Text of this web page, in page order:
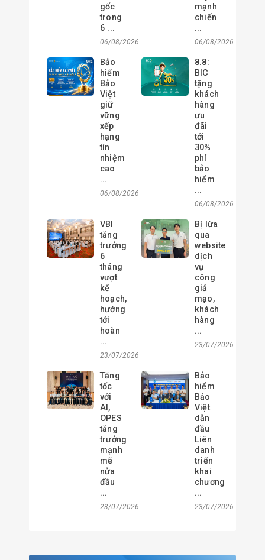
gốc
trong
6 ...
06/08/2026
mạnh
chiến
...
06/08/2026
Bảo
hiểm
Bảo
Việt
giữ
vững
xếp
hạng
tín
nhiệm
cao
...
06/08/2026
8.8:
BIC
tặng
khách
hàng
ưu
đãi
tới
30%
phí
bảo
hiểm
...
06/08/2026
VBI
tăng
trưởng
6
tháng
vượt
kế
hoạch,
hướng
tới
hoàn
...
23/07/2026
Bị lừa
qua
website
dịch
vụ
công
giả
mạo,
khách
hàng
...
23/07/2026
Tăng
tốc
với
AI,
OPES
tăng
trưởng
mạnh
mẽ
nửa
đầu
...
23/07/2026
Bảo
hiểm
Bảo
Việt
dẫn
đầu
Liên
danh
triển
khai
chương
...
23/07/2026